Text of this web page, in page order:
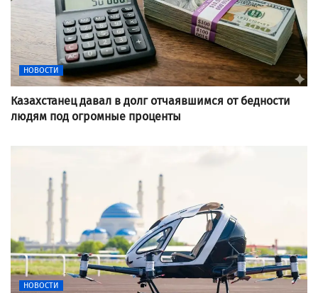
НОВОСТИ
Казахстанец давал в долг отчаявшимся от бедности
людям под огромные проценты
НОВОСТИ